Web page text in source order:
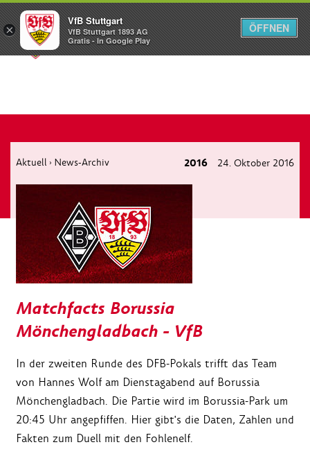
Menü
Aktuell › News-Archiv 2016 24. Oktober 2016
Matchfacts Borussia
Mönchengladbach - VfB
In der zweiten Runde des DFB-Pokals trifft das Team
von Hannes Wolf am Dienstagabend auf Borussia
Mönchengladbach. Die Partie wird im Borussia-Park um
20:45 Uhr angepfiffen. Hier gibt's die Daten, Zahlen und
Fakten zum Duell mit den Fohlenelf.
×
VfB Stuttgart
VfB Stuttgart 1893 AG
Gratis - In Google Play
ÖFFNEN